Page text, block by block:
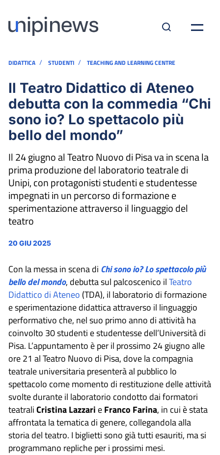
DIDATTICA / STUDENTI / TEACHING AND LEARNING CENTRE
Il Teatro Didattico di Ateneo
debutta con la commedia “Chi
sono io? Lo spettacolo più
bello del mondo”
Il 24 giugno al Teatro Nuovo di Pisa va in scena la
prima produzione del laboratorio teatrale di
Unipi, con protagonisti studenti e studentesse
impegnati in un percorso di formazione e
sperimentazione attraverso il linguaggio del
teatro
20 GIU 2025
Con la messa in scena di Chi sono io? Lo spettacolo più
bello del mondo, debutta sul palcoscenico ilTeatro
Didattico di Ateneo (TDA), il laboratorio di formazione
e sperimentazione didattica attraverso il linguaggio
performativo che, nel suo primo anno di attività ha
coinvolto 30 studenti e studentesse dell’Università di
Pisa. L’appuntamento è per il prossimo 24 giugno alle
ore 21 al Teatro Nuovo di Pisa, dove la compagnia
teatrale universitaria presenterà al pubblico lo
spettacolo come momento di restituzione delle attività
svolte durante il laboratorio condotto dai formatori
teatraliCristina Lazzari eFranco Farina, in cui è stata
affrontata la tematica di genere, collegandola alla
storia del teatro. I biglietti sono già tutti esauriti, ma si
programmano repliche per i prossimi mesi.